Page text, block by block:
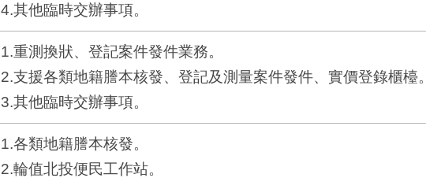
4.其他臨時交辦事項。
1.重測換狀、登記案件發件業務。
2.支援各類地籍謄本核發、登記及測量案件發件、實價登錄櫃檯。
3.其他臨時交辦事項。
1.各類地籍謄本核發。
2.輪值北投便民工作站。